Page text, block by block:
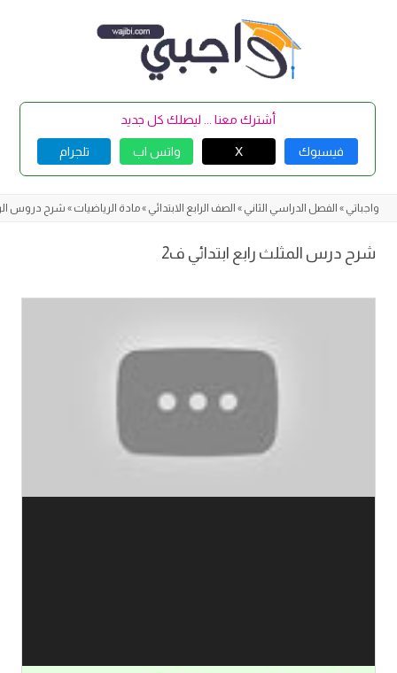
أشترك معنا ... ليصلك كل جديد
فيسبوك X واتس اب تلجرام
واجباتي » الفصل الدراسي الثاني » الصف الرابع الابتدائي »مادة الرياضيات » شرح دروس
شرح درس المثلث رابع ابتدائي ف2